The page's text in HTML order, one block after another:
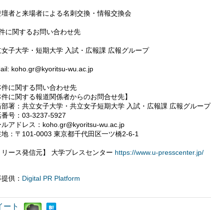
者と来場者による名刺交換・情報交換会
に関するお問い合わせ先
女子大学・短期大学 入試・広報課 広報グループ
koho.gr@kyoritsu-wu.ac.jp
に関する問い合わせ先
件に関する報道関係者からのお問合せ先】
部署：共立女子大学・共立女子短期大学 入試・広報課 広報グループ
番号：03-3237-5927
ルアドレス：koho.gr@kyoritsu-wu.ac.jp
地：〒101-0003 東京都千代田区一ツ橋2-6-1
リース発信元】 大学プレスセンター https://www.u-presscenter.jp/
供： Digital PR Platform
ート